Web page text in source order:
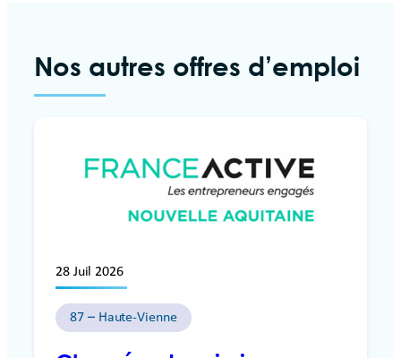
Nos autres offres d’emploi
28 Juil 2026
87 – Haute-Vienne